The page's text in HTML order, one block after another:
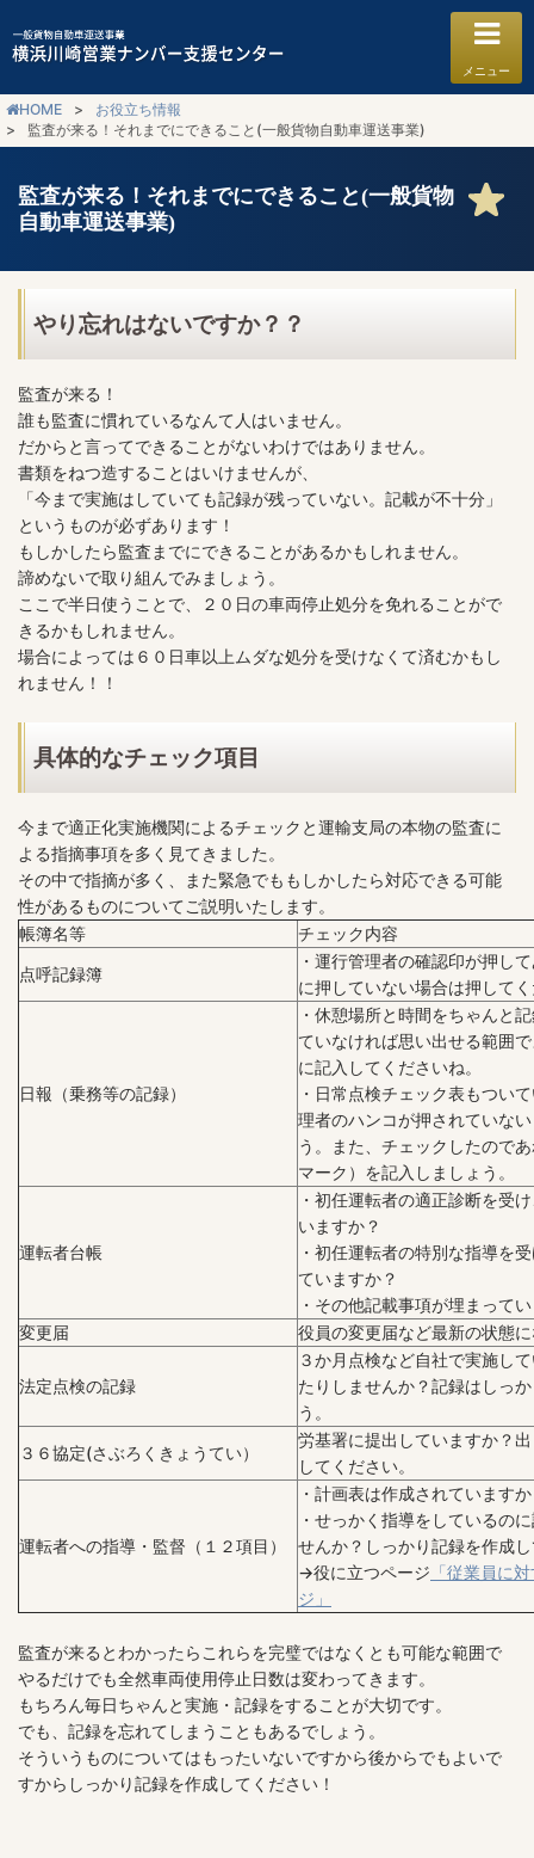
HOME
お役立ち情報
監査が来る！それまでにできること(一般貨物自動車運送事業)
監査が来る！それまでにできること(一般貨物
自動車運送事業)
やり忘れはないですか？？
監査が来る！
誰も監査に慣れているなんて人はいません。
だからと言ってできることがないわけではありません。
書類をねつ造することはいけませんが、
「今まで実施はしていても記録が残っていない。記載が不十分」
というものが必ずあります！
もしかしたら監査までにできることがあるかもしれません。
諦めないで取り組んでみましょう。
ここで半日使うことで、２０日の車両停止処分を免れることがで
きるかもしれません。
場合によっては６０日車以上ムダな処分を受けなくて済むかもし
れません！！
具体的なチェック項目
今まで適正化実施機関によるチェックと運輸支局の本物の監査に
よる指摘事項を多く見てきました。
その中で指摘が多く、また緊急でももしかしたら対応できる可能
性があるものについてご説明いたします。
帳簿名等
チェック内容
点呼記録簿
・運行管理者の確認印が押し
に押していない場合は押して
日報（乗務等の記録）
・休憩場所と時間をちゃんと
ていなければ思い出せる範囲
に記入してくださいね。
・日常点検チェック表もつい
理者のハンコが押されていな
う。また、チェックしたので
マーク）を記入しましょう。
運転者台帳
・初任運転者の適正診断を受
いますか？
・初任運転者の特別な指導を
ていますか？
・その他記載事項が埋まって
変更届
役員の変更届など最新の状態
法定点検の記録
３か月点検など自社で実施し
たりしませんか？記録はしっ
う。
３６協定(さぶろくきょうてい）
労基署に提出していますか？
してください。
運転者への指導・監督（１２項目）
・計画表は作成されています
・せっかく指導をしているの
せんか？しっかり記録を作成
→役に立つページ 「従業員に
ジ」
監査が来るとわかったらこれらを完璧ではなくとも可能な範囲で
やるだけでも全然車両使用停止日数は変わってきます。
もちろん毎日ちゃんと実施・記録をすることが大切です。
でも、記録を忘れてしまうこともあるでしょう。
そういうものについてはもったいないですから後からでもよいで
すからしっかり記録を作成してください！